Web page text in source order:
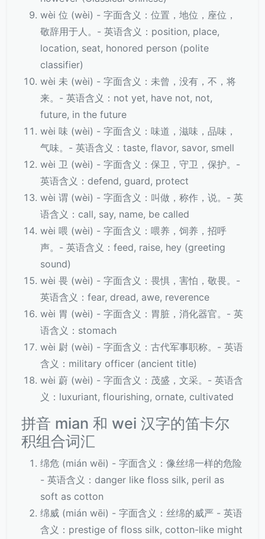
wèi 位 (wèi) - 字面含义：位置，地位，座位，
敬辞用于人。- 英语含义：position, place,
location, seat, honored person (polite
classifier)
wèi 未 (wèi) - 字面含义：未曾，没有，不，将
来。- 英语含义：not yet, have not, not,
future, in the future
wèi 味 (wèi) - 字面含义：味道，滋味，品味，
气味。- 英语含义：taste, flavor, savor, smell
wèi 卫 (wèi) - 字面含义：保卫，守卫，保护。-
英语含义：defend, guard, protect
wèi 谓 (wèi) - 字面含义：叫做，称作，说。- 英
语含义：call, say, name, be called
wèi 喂 (wèi) - 字面含义：喂养，饲养，招呼
声。- 英语含义：feed, raise, hey (greeting
sound)
wèi 畏 (wèi) - 字面含义：畏惧，害怕，敬畏。-
英语含义：fear, dread, awe, reverence
wèi 胃 (wèi) - 字面含义：胃脏，消化器官。- 英
语含义：stomach
wèi 尉 (wèi) - 字面含义：古代军事职称。- 英语
含义：military officer (ancient title)
wèi 蔚 (wèi) - 字面含义：茂盛，文采。- 英语含
义：luxuriant, flourishing, ornate, cultivated
拼音 mian 和 wei 汉字的笛卡尔
积组合词汇
绵危 (mián wēi) - 字面含义：像丝绵一样的危险
- 英语含义：danger like floss silk, peril as
soft as cotton
绵威 (mián wēi) - 字面含义：丝绵的威严 - 英语
含义：prestige of floss silk, cotton-like might